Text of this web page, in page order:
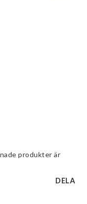
produkter är
DELA